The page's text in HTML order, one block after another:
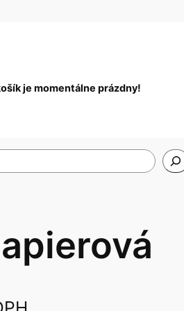
je momentálne prázdny!